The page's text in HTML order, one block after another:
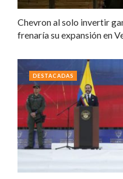
Chevron al solo invertir
frenaría su expansión en
DESTACADAS